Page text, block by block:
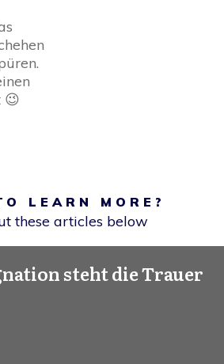
😉
LEARN MORE?
these articles below
steht die Trauer